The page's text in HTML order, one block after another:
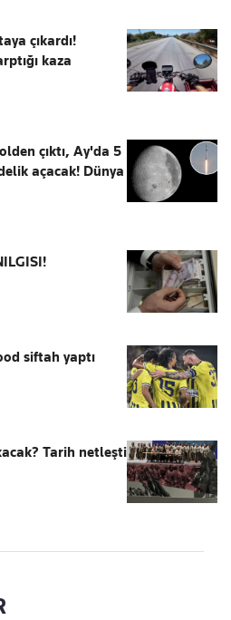
çıkardı!
kaza
çıktı, Ay'da 5
açacak! Dünya
siftah yaptı
Tarih netleşti